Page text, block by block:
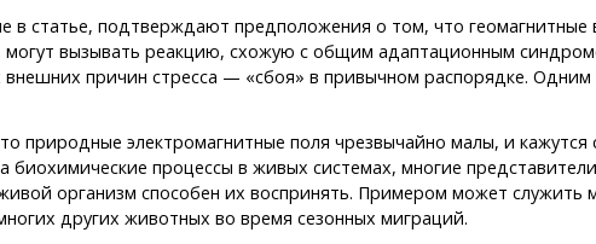
в статье, подтверждают предположения о том, что
могут вызывать реакцию, схожую с общим адаптационным
причин стресса — «сбоя» в привычном распорядке. Одним
природные электромагнитные поля чрезвычайно малы, и
биохимические процессы в живых системах, многие
организм способен их воспринять. Примером может служить
других животных во время сезонных миграций.